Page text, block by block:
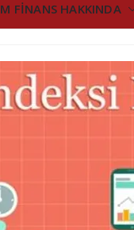
FİNANS HAKKINDA